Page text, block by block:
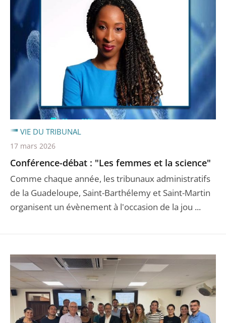
Conférence-débat : "Les femmes et la science"
Comme chaque année, les tribunaux administratifs
de la Guadeloupe, Saint-Barthélemy et Saint-Martin
organisent un évènement à l'occasion de la jou ...
VIE DU TRIBUNAL
17 mars 2026